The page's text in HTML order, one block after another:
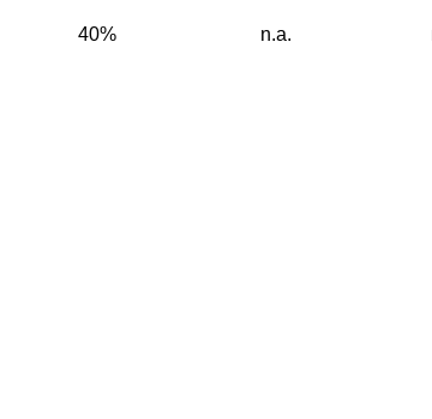
40% n.a.